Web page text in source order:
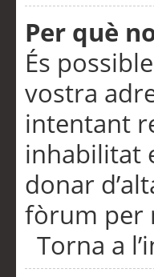
Per què
És
vostra
intentant
inhabilitat
donar
fòrum per
Torna a